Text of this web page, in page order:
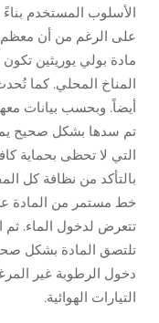
الأسلوب المستخدم
على الرغم من أن معظم
مادة بولي يوريثين
المناخ المحلي. كما
أيضاً. وبحسب بيانات
تم سدها بشكل صحيح
التي لا تحظى بحماية
بالتأكد من نظافة كل
خط مستمر من المادة
تتعرض لدخول الماء.
تلتصق المادة بشكل
دخول الرطوبة غير
التيارات الهوائية.